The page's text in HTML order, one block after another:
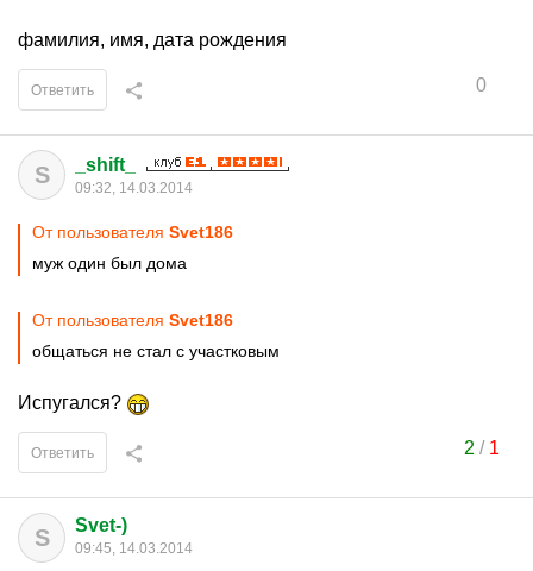
фамилия, имя, дата рождения
0
Ответить
S _shift_
09:32, 14.03.2014
От пользователя Svet186
муж один был дома
От пользователя Svet186
общаться не стал с участковым
Испугался?
2 / 1
Ответить
S Svet-)
09:45, 14.03.2014